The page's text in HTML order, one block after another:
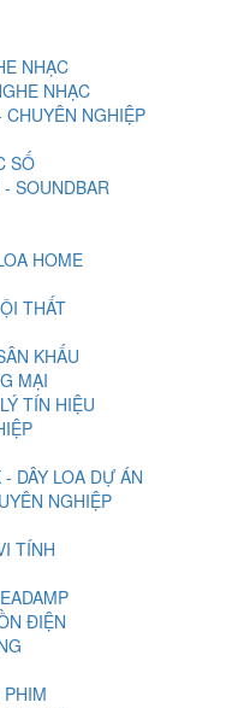
NHẠC
NHẠC
NGHIỆP
SỐ
SOUNDBAR
HOME
THẤT
KHẤU
MẠI
TÍN HIỆU
DÂY LOA DỰ ÁN
NGHIỆP
TÍNH
ĐIỆN